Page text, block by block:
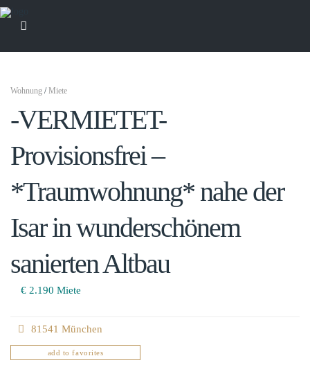
Wohnung /Miete
-VERMIETET-
Provisionsfrei –
*Traumwohnung* nahe der
Isar in wunderschönem
sanierten Altbau
€ 2.190 Miete
81541 München
add to favorites